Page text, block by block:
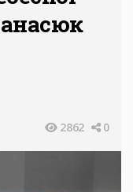
2862 0